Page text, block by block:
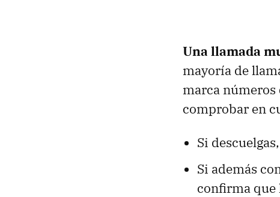
Una llamada
mayoría de
marca números
comprobar en
Si
Si además
confirma que